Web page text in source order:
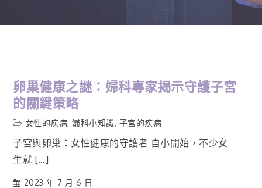
卵巢健康之謎：婦科專家揭示守護子宮
的關鍵策略
女性的疾病,婦科小知識, 子宮的疾病
子宮與卵巢：女性健康的守護者 自小開始，不少女
生就 […]
2023 年 7 月 6 日